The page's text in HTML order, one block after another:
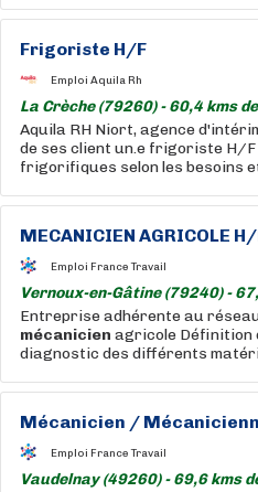
Frigoriste H/F
Emploi Aquila Rh
La Crèche (79260) - 60,4 kms
Aquila RH Niort, agence
de ses client un.e frigoriste H/
frigorifiques selon les besoins
MECANICIEN AGRICOLE
Emploi France Travail
Vernoux-en-Gâtine (79240) -
Entreprise adhérente au
mécanicien agricole Définition
diagnostic des différents
Mécanicien /
Emploi France Travail
Vaudelnay (49260) - 69,6 kms